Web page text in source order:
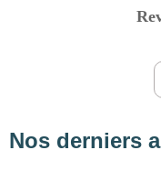
Nos derniers